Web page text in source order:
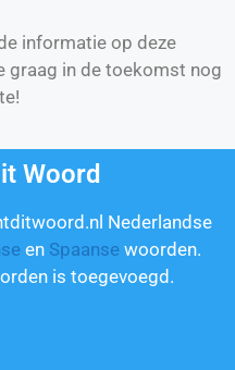
informatie op deze
graag in de toekomst nog
Woord
Nederlandse
en Spaanse woorden.
is toegevoegd.